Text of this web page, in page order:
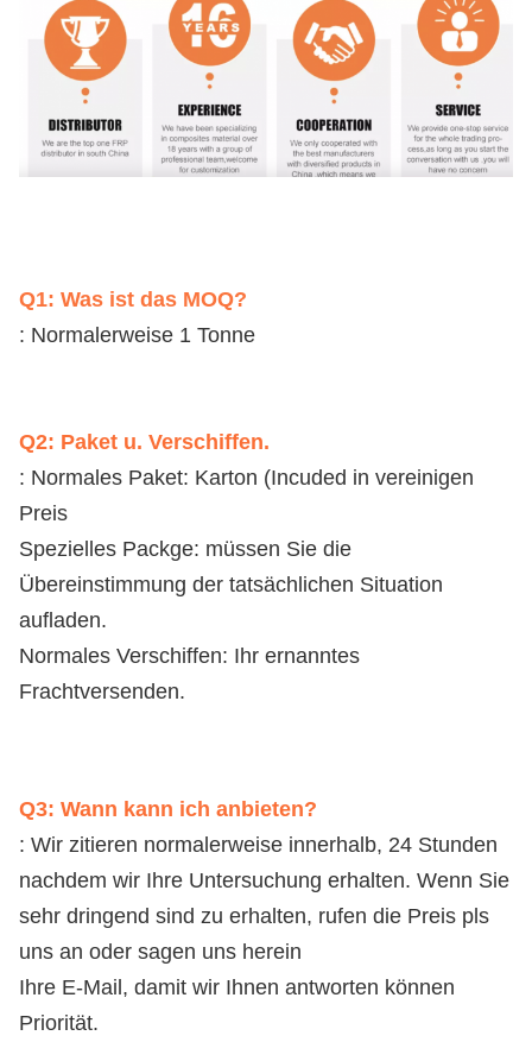
Q1: Was ist das MOQ?
: Normalerweise 1 Tonne
Q2: Paket u. Verschiffen.
: Normales Paket: Karton (Incuded in vereinigen
Preis
Spezielles Packge: müssen Sie die
Übereinstimmung der tatsächlichen Situation
aufladen.
Normales Verschiffen: Ihr ernanntes
Frachtversenden.
Q3: Wann kann ich anbieten?
: Wir zitieren normalerweise innerhalb, 24 Stunden
nachdem wir Ihre Untersuchung erhalten. Wenn Sie
sehr dringend sind zu erhalten, rufen die Preis pls
uns an oder sagen uns herein
Ihre E-Mail, damit wir Ihnen antworten können
Priorität.